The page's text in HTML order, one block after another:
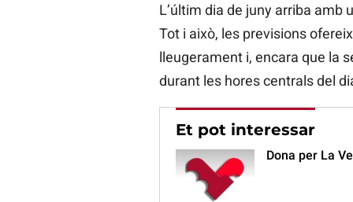
L’últim dia de juny arriba
Tot i això, les previsions
lleugerament i, encara que la
durant les hores centrals del
Et pot interessar
Dona per La